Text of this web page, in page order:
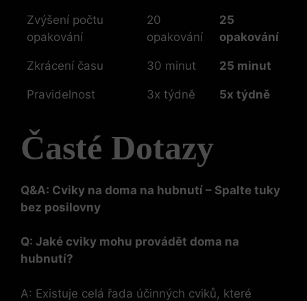
Zvýšení počtu
opakování
20
opakování
25
opakování
Zkrácení času 30 minut 25 minut
Pravidelnost 3x týdně 5x týdně
Časté Dotazy
Q&A: Cviky na doma na hubnutí – Spalte tuky
bez posilovny
Q: Jaké cviky mohu provádět doma na
hubnutí?
A: Existuje celá řada účinných cviků, které